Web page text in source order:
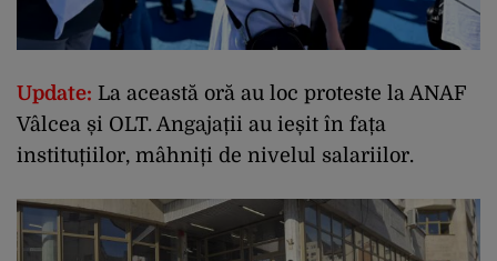
Update: La această oră au loc proteste la ANAF
Vâlcea și OLT. Angajații au ieșit în fața
instituțiilor, mâhniți de nivelul salariilor.